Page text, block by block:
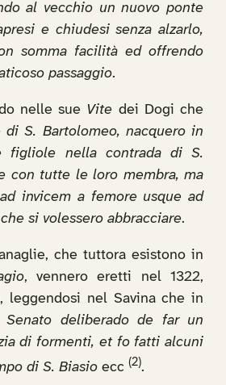
al vecchio un nuovo ponte
e chiudesi senza alzarlo,
somma facilità ed offrendo
passaggio.
nelle sue Vite dei Dogi che
di S. Bartolomeo, nacquero in
figliole nella contrada di S.
con tutte le loro membra, ma
invicem a femore usque ad
si volessero abbracciare.
che tuttora esistono in
, vennero eretti nel 1322,
leggendosi nel Savina che in
deliberado de far un
di formenti, et fo fatti alcuni
di S. Biasio ecc (2).